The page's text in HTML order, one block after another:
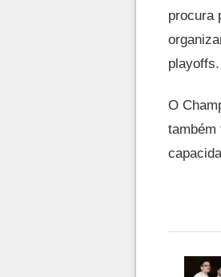
procura
playoffs.
O
também